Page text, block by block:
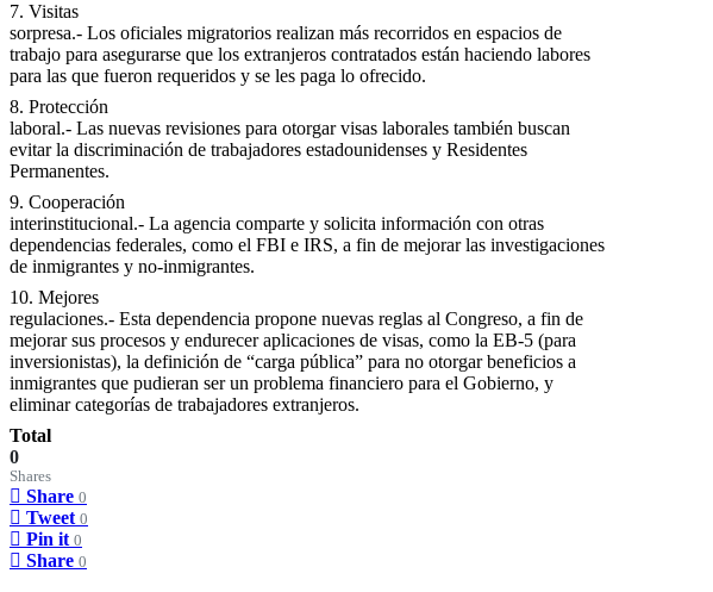
7. Visitas
sorpresa.- Los oficiales migratorios realizan más recorridos en espacios de
trabajo para asegurarse que los extranjeros contratados están haciendo labores
para las que fueron requeridos y se les paga lo ofrecido.
8. Protección
laboral.- Las nuevas revisiones para otorgar visas laborales también buscan
evitar la discriminación de trabajadores estadounidenses y Residentes
Permanentes.
9. Cooperación
interinstitucional.- La agencia comparte y solicita información con otras
dependencias federales, como el FBI e IRS, a fin de mejorar las investigaciones
de inmigrantes y no-inmigrantes.
10. Mejores
regulaciones.- Esta dependencia propone nuevas reglas al Congreso, a fin de
mejorar sus procesos y endurecer aplicaciones de visas, como la EB-5 (para
inversionistas), la definición de “carga pública” para no otorgar beneficios a
inmigrantes que pudieran ser un problema financiero para el Gobierno, y
eliminar categorías de trabajadores extranjeros.
Total
0
Shares
Share 0
Tweet 0
Pin it 0
Share 0